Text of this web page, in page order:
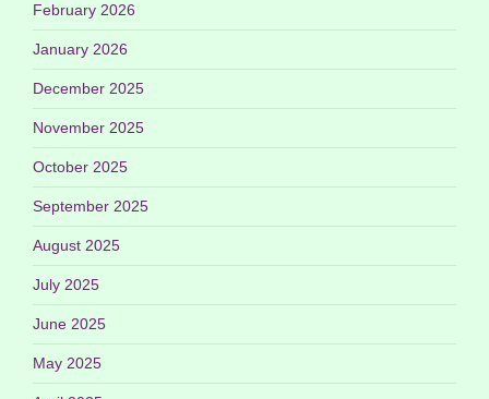
February 2026
January 2026
December 2025
November 2025
October 2025
September 2025
August 2025
July 2025
June 2025
May 2025